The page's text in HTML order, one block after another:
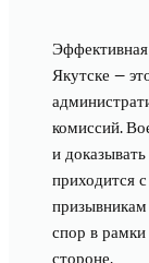
Якутске —
комиссий.
и
приходится
призывникам
спор в рамки
стороне.